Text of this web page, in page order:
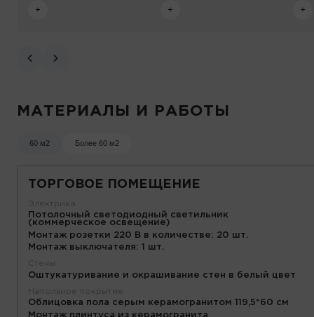
МАТЕРИАЛЫ И РАБОТЫ
60 м2 Более 60 м2
ТОРГОВОЕ ПОМЕЩЕНИЕ
Электрика
Потолочный светодиодный светильник
(коммерческое освещение)
Монтаж розетки 220 В в количестве: 20 шт.
Монтаж выключателя: 1 шт.
Стены
Оштукатуривание и окрашивание стен в белый цвет
Напольное покрытие
Облицовка пола серым керамогранитом 119,5*60 см
Монтаж плинтуса из керамогранита